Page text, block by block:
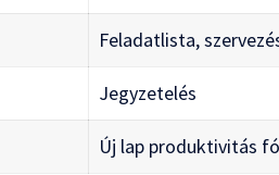
Feladatlista,
Jegyzetelés
Új lap produktivitás